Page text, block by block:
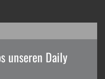
unseren Daily